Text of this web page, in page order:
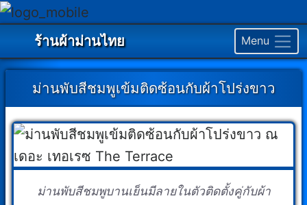
ร้านผ้าม่านไทย Menu
ม่านพับสีชมพูเข้มติดซ้อนกับผ้าโปร่งขาว
ม่านพับสีชมพูบานเย็นมีลายในตัวติดตั้งคู่กับผ้า